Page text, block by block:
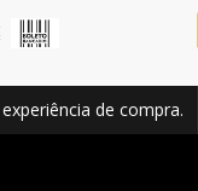
de compra.